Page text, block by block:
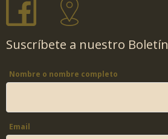
Suscríbete a nuestro Boletín
Nombre o nombre completo
Email